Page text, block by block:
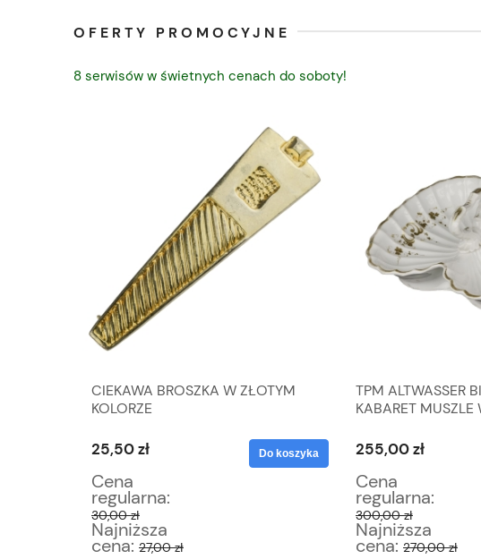
OFERTY PROMOCYJNE
8 serwisów w świetnych cenach do soboty!
CIEKAWA BROSZKA W ZŁOTYM
KOLORZE
25,50 zł
Cena
regularna:
30,00 zł
Najniższa
cena: 27,00 zł
Do koszyka
TPM ALTWASSER
KABARET
255,00 zł
Cena
regularna:
300,00 zł
Najniższa
cena: 270,00 zł